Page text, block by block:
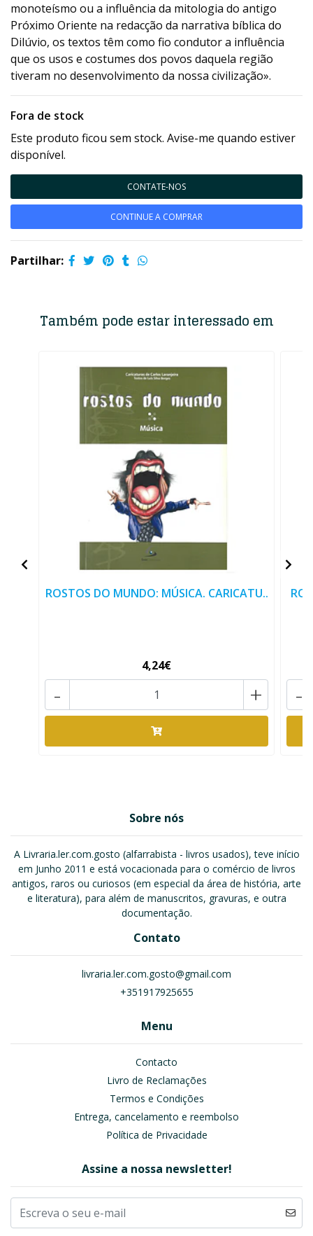
monoteísmo ou a influência da mitologia do antigo
Próximo Oriente na redacção da narrativa bíblica do
Dilúvio, os textos têm como fio condutor a influência
que os usos e costumes dos povos daquela região
tiveram no desenvolvimento da nossa civilização».
Fora de stock
Este produto ficou sem stock. Avise-me quando estiver
disponível.
CONTATE-NOS
CONTINUE A COMPRAR
Partilhar:
Também pode estar interessado em
ROSTOS DO MUNDO: MÚSICA. CARICATU..
4,24€
+
- -
Sobre nós
A Livraria.ler.com.gosto (alfarrabista - livros usados), teve início
em Junho 2011 e está vocacionada para o comércio de livros
antigos, raros ou curiosos (em especial da área de história, arte
e literatura), para além de manuscritos, gravuras, e outra
documentação.
Contato
livraria.ler.com.gosto@gmail.com
+351917925655
Menu
Contacto
Livro de Reclamações
Termos e Condições
Entrega, cancelamento e reembolso
Política de Privacidade
Assine a nossa newsletter!